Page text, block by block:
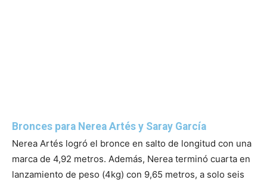
Bronces para Nerea Artés y Saray García
Nerea Artés logró el bronce en salto de longitud con una
marca de 4,92 metros. Además, Nerea terminó cuarta en
lanzamiento de peso (4kg) con 9,65 metros, a solo seis